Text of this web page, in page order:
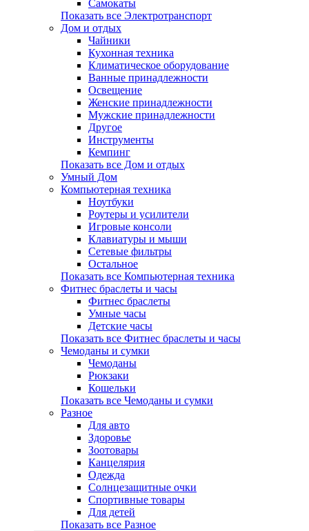
Самокаты
Показать все Электротранспорт
Дом и отдых
Чайники
Кухонная техника
Климатическое оборудование
Ванные принадлежности
Освещение
Женские принадлежности
Мужские принадлежности
Другое
Инструменты
Кемпинг
Показать все Дом и отдых
Умный Дом
Компьютерная техника
Ноутбуки
Роутеры и усилители
Игровые консоли
Клавиатуры и мыши
Сетевые фильтры
Остальное
Показать все Компьютерная техника
Фитнес браслеты и часы
Фитнес браслеты
Умные часы
Детские часы
Показать все Фитнес браслеты и часы
Чемоданы и сумки
Чемоданы
Рюкзаки
Кошельки
Показать все Чемоданы и сумки
Разное
Для авто
Здоровье
Зоотовары
Канцелярия
Одежда
Солнцезащитные очки
Спортивные товары
Для детей
Показать все Разное